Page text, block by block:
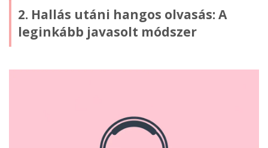
2. Hallás utáni hangos olvasás: A
leginkább javasolt módszer